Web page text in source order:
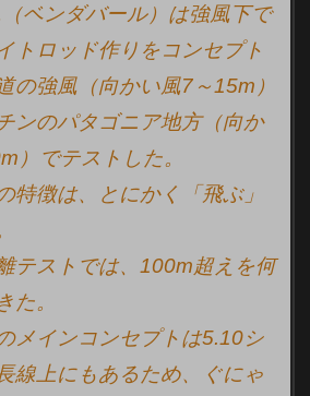
ベンダバール）は強風下で
トロッド作りをコンセプト
の強風（向かい風7～15m）
ンのパタゴニア地方（向か
）でテストした。
特徴は、とにかく「飛ぶ」
テストでは、100m超えを何
た。
メインコンセプトは5.10シ
線上にもあるため、ぐにゃ